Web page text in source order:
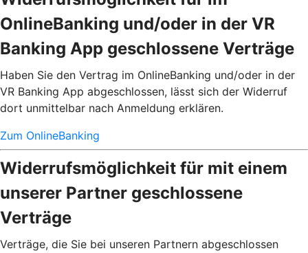
OnlineBanking und/oder in der VR
Banking App geschlossene Verträge
Haben Sie den Vertrag im OnlineBanking und/oder in der
VR Banking App abgeschlossen, lässt sich der Widerruf
dort unmittelbar nach Anmeldung erklären.
Zum OnlineBanking
Widerrufsmöglichkeit für mit einem
unserer Partner geschlossene
Verträge
Verträge, die Sie bei unseren Partnern abgeschlossen